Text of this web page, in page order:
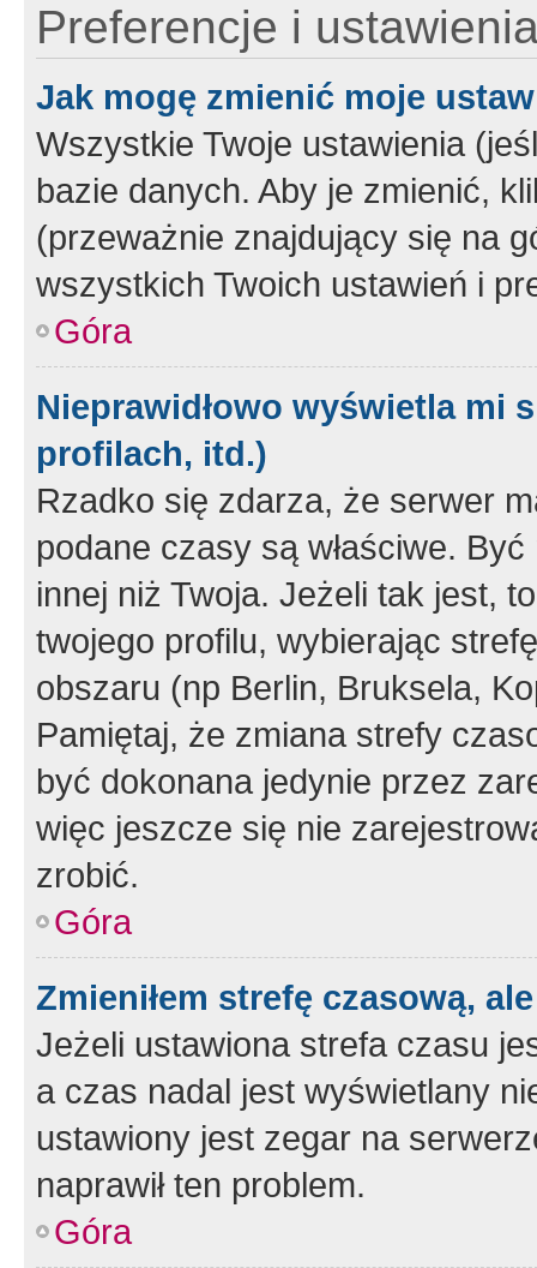
Preferencje i
Jak mogę zmienić moje
Wszystkie Twoje ustawienia
bazie danych. Aby je zmienić,
(przeważnie znajdujący się na
wszystkich Twoich ustawień i
Góra
Nieprawidłowo wyświetla mi
profilach, itd.)
Rzadko się zdarza, że serwer
podane czasy są właściwe.
innej niż Twoja. Jeżeli tak jest,
twojego profilu, wybierając
obszaru (np Berlin, Bruksela,
Pamiętaj, że zmiana strefy
być dokonana jedynie przez
więc jeszcze się nie
zrobić.
Góra
Zmieniłem strefę czasową,
Jeżeli ustawiona strefa czasu
a czas nadal jest wyświetlany
ustawiony jest zegar na
naprawił ten problem.
Góra